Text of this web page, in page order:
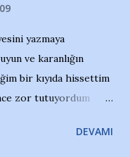
yazmaya
ve karanlığın
bir kıyıda hissettim
zor tutuyordum
web
DEVAMI